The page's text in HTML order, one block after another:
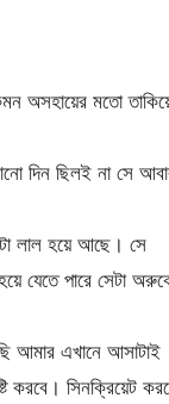
অসহায়ের মতো
দিন ছিলই না সে
লাল হয়ে আছে। সে
যেতে পারে সেটা
আমার এখানে আসাটাই
করবে। সিনক্রিয়েট